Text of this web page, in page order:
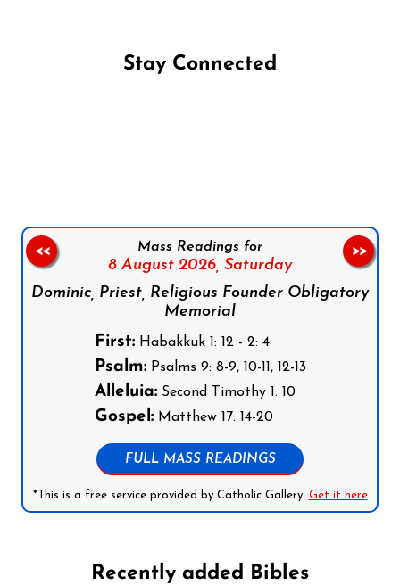
Stay Connected
Mass Readings for
8 August 2026, Saturday
Dominic, Priest, Religious Founder Obligatory
Memorial
First:Habakkuk 1: 12 - 2: 4
Psalm:Psalms 9: 8-9, 10-11, 12-13
Alleluia:Second Timothy 1: 10
Gospel:Matthew 17: 14-20
FULL MASS READINGS
*This is a free service provided by Catholic Gallery. Get it here
<< >>
Recently added Bibles